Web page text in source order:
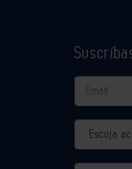
Email
Actividad